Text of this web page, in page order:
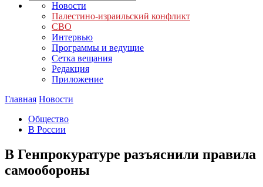
Новости
Палестино-израильский конфликт
СВО
Интервью
Программы и ведущие
Сетка вещания
Редакция
Приложение
Главная Новости
Общество
В России
В Генпрокуратуре разъяснили правила
самообороны